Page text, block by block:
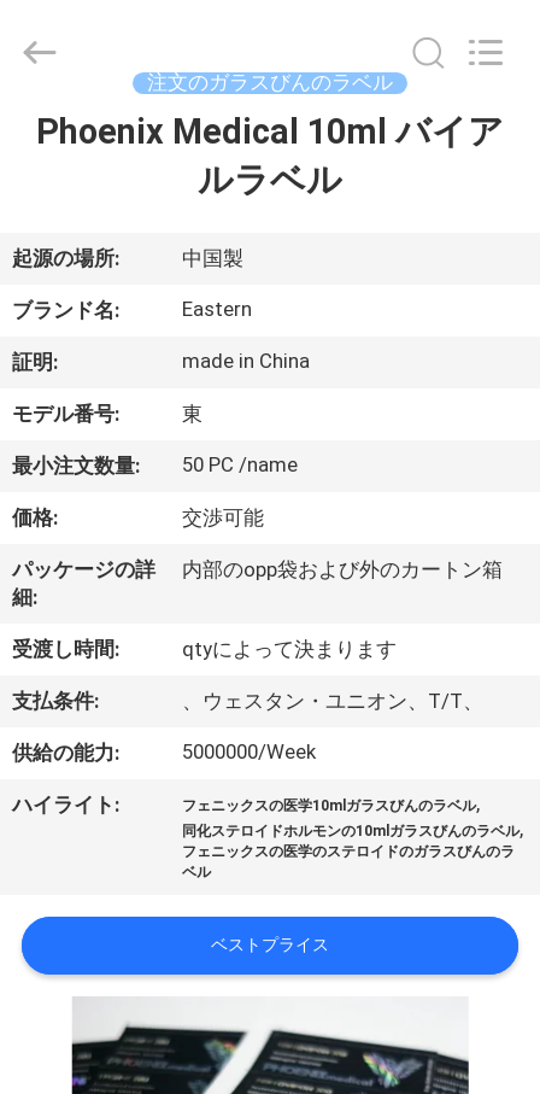
ロ
ダ
ク
ト
達
に
つ
い
て
工
旅
行
2017
(Xiamen)
Industry
注文のガラスびんのラベル
Phoenix Medical 10ml バイア
ルラベル
起源の場所: 中国製
ブランド名: Eastern
証明: made in China
モデル番号: 東
最小注文数量: 50 PC /name
価格: 交渉可能
パッケージの詳
細:
内部のopp袋および外のカートン箱
受渡し時間: qtyによって決まります
支払条件: 、ウェスタン・ユニオン、T/T、
供給の能力: 5000000/Week
ハイライト: フェニックスの医学10mlガラスびんのラベル,
同化ステロイドホルモンの10mlガラスびんのラベル,
フェニックスの医学のステロイドのガラスびんのラ
ベル
ベストプライス